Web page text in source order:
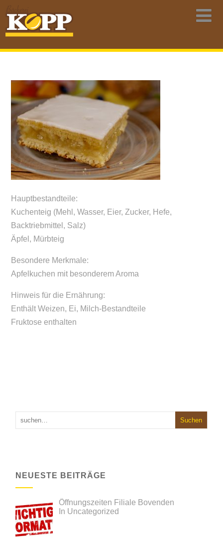
Hauptbestandteile:
Kuchenteig (Mehl, Wasser, Eier, Zucker, Hefe,
Backtriebmittel, Salz)
Äpfel, Mürbteig
Besondere Merkmale:
Apfelkuchen mit besonderem Aroma
Hinweis für die Ernährung:
Enthält Weizen, Ei, Milch-Bestandteile
Fruktose enthalten
NEUESTE BEITRÄGE
Öffnungszeiten Filiale Bovenden
In Uncategorized